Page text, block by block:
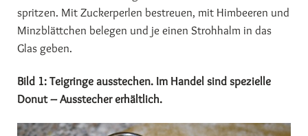
spritzen. Mit Zuckerperlen bestreuen, mit Himbeeren und
Minzblättchen belegen und je einen Strohhalm in das
Glas geben.
Bild 1: Teigringe ausstechen. Im Handel sind spezielle
Donut – Ausstecher erhältlich.